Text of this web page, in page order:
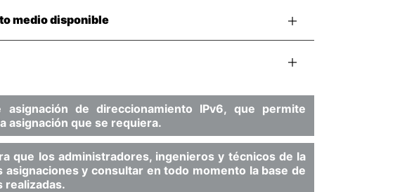
medio disponible
de direccionamiento IPv6, que permite
asignación que se requiera.
que los administradores, ingenieros y técnicos de la
y consultar en todo momento la base de
realizadas.